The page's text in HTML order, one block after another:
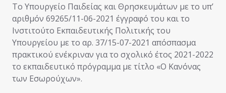
Το Υπουργείο Παιδείας και Θρησκευμάτων με το υπ’
αριθμόν 69265/11-06-2021 έγγραφό του και το
Ινστιτούτο Εκπαιδευτικής Πολιτικής του
Υπουργείου με το αρ. 37/15-07-2021 απόσπασμα
πρακτικού ενέκριναν για το σχολικό έτος 2021-2022
το εκπαιδευτικό πρόγραμμα με τίτλο «Ο Κανόνας
των Εσωρούχων».